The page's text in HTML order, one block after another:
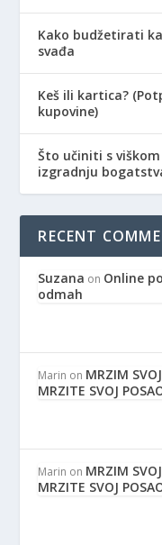
Kako budžetirati
svađa
Keš ili kartica?
kupovine)
Što učiniti s
izgradnju
RECENT
Suzana on Online
odmah
Marin on MRZIM
MRZITE SVOJ
Marin on MRZIM
MRZITE SVOJ